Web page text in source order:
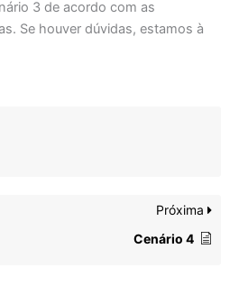
3 de acordo com as
Se houver dúvidas, estamos à
Próxima
Cenário 4